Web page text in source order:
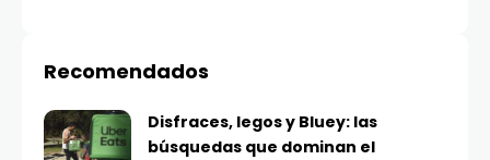
Recomendados
Disfraces, legos y Bluey: las
búsquedas que dominan el